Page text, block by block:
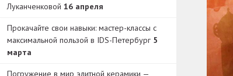
Луканченковой 16 апреля
Прокачайте свои навыки: мастер-классы с
максимальной пользой в IDS-Петербург 5
марта
Погружение в мир элитной керамики —